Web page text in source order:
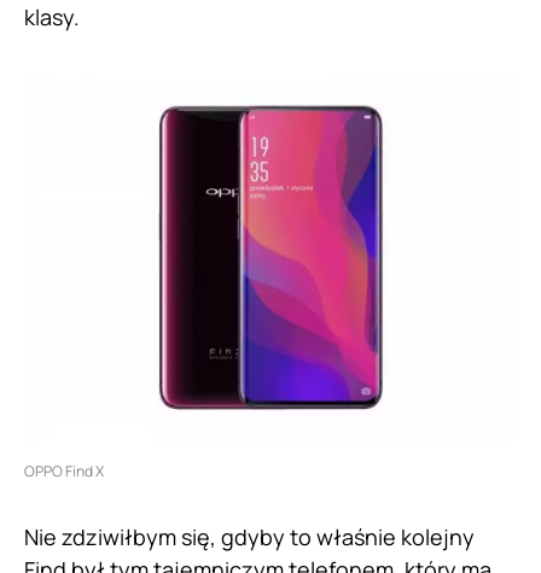
klasy.
OPPO Find X
Nie zdziwiłbym się, gdyby to właśnie kolejny